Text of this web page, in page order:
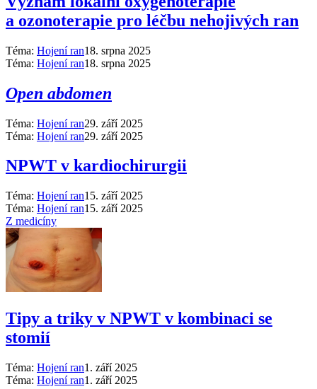
a ozonoterapie pro léčbu nehojivých ran
Téma: Hojení ran18. srpna 2025
Téma: Hojení ran18. srpna 2025
Open abdomen
Téma: Hojení ran29. září 2025
Téma: Hojení ran29. září 2025
NPWT v kardiochirurgii
Téma: Hojení ran15. září 2025
Téma: Hojení ran15. září 2025
Z medicíny
Tipy a triky v NPWT v kombinaci se
stomií
Téma: Hojení ran1. září 2025
Téma: Hojení ran1. září 2025